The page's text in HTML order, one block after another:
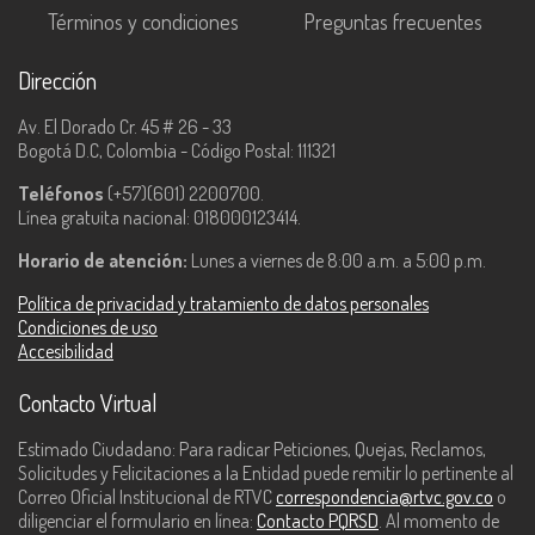
Términos y condiciones
Preguntas frecuentes
Dirección
Av. El Dorado Cr. 45 # 26 - 33
Bogotá D.C, Colombia - Código Postal: 111321
Teléfonos (+57)(601) 2200700.
Línea gratuita nacional: 018000123414.
Horario de atención: Lunes a viernes de 8:00 a.m. a 5:00 p.m.
Política de privacidad y tratamiento de datos personales
Condiciones de uso
Accesibilidad
Contacto Virtual
Estimado Ciudadano: Para radicar Peticiones, Quejas, Reclamos,
Solicitudes y Felicitaciones a la Entidad puede remitir lo pertinente al
Correo Oficial Institucional de RTVC correspondencia@rtvc.gov.co o
diligenciar el formulario en línea: Contacto PQRSD. Al momento de